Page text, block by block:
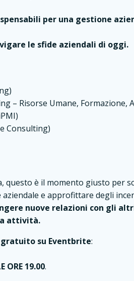
per una gestione
le sfide aziendali di oggi.
– Risorse Umane, Formazione,
Consulting)
questo è il momento giusto per
e approfittare degli
nuove relazioni con gli
attività.
su Eventbrite:
ORE 19.00.